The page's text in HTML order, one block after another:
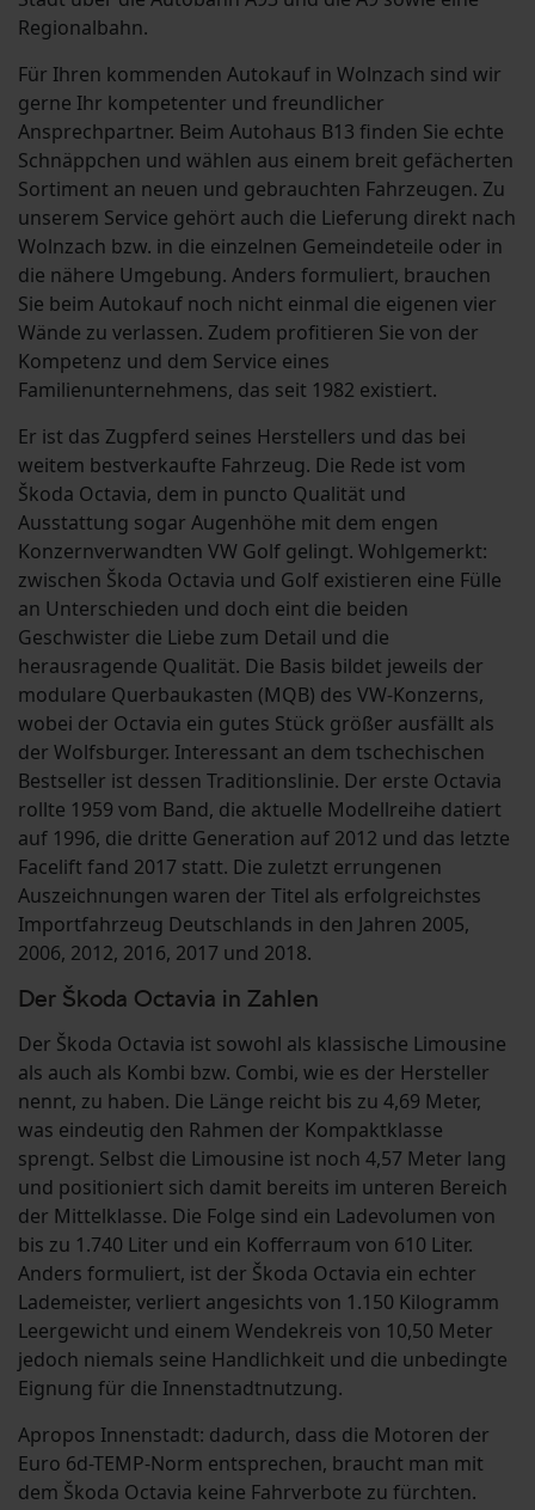
Regionalbahn.
Für Ihren kommenden Autokauf in Wolnzach sind wir
gerne Ihr kompetenter und freundlicher
Ansprechpartner. Beim Autohaus B13 finden Sie echte
Schnäppchen und wählen aus einem breit gefächerten
Sortiment an neuen und gebrauchten Fahrzeugen. Zu
unserem Service gehört auch die Lieferung direkt nach
Wolnzach bzw. in die einzelnen Gemeindeteile oder in
die nähere Umgebung. Anders formuliert, brauchen
Sie beim Autokauf noch nicht einmal die eigenen vier
Wände zu verlassen. Zudem profitieren Sie von der
Kompetenz und dem Service eines
Familienunternehmens, das seit 1982 existiert.
Er ist das Zugpferd seines Herstellers und das bei
weitem bestverkaufte Fahrzeug. Die Rede ist vom
Škoda Octavia, dem in puncto Qualität und
Ausstattung sogar Augenhöhe mit dem engen
Konzernverwandten VW Golf gelingt. Wohlgemerkt:
zwischen Škoda Octavia und Golf existieren eine Fülle
an Unterschieden und doch eint die beiden
Geschwister die Liebe zum Detail und die
herausragende Qualität. Die Basis bildet jeweils der
modulare Querbaukasten (MQB) des VW-Konzerns,
wobei der Octavia ein gutes Stück größer ausfällt als
der Wolfsburger. Interessant an dem tschechischen
Bestseller ist dessen Traditionslinie. Der erste Octavia
rollte 1959 vom Band, die aktuelle Modellreihe datiert
auf 1996, die dritte Generation auf 2012 und das letzte
Facelift fand 2017 statt. Die zuletzt errungenen
Auszeichnungen waren der Titel als erfolgreichstes
Importfahrzeug Deutschlands in den Jahren 2005,
2006, 2012, 2016, 2017 und 2018.
Der Škoda Octavia in Zahlen
Der Škoda Octavia ist sowohl als klassische Limousine
als auch als Kombi bzw. Combi, wie es der Hersteller
nennt, zu haben. Die Länge reicht bis zu 4,69 Meter,
was eindeutig den Rahmen der Kompaktklasse
sprengt. Selbst die Limousine ist noch 4,57 Meter lang
und positioniert sich damit bereits im unteren Bereich
der Mittelklasse. Die Folge sind ein Ladevolumen von
bis zu 1.740 Liter und ein Kofferraum von 610 Liter.
Anders formuliert, ist der Škoda Octavia ein echter
Lademeister, verliert angesichts von 1.150 Kilogramm
Leergewicht und einem Wendekreis von 10,50 Meter
jedoch niemals seine Handlichkeit und die unbedingte
Eignung für die Innenstadtnutzung.
Apropos Innenstadt: dadurch, dass die Motoren der
Euro 6d-TEMP-Norm entsprechen, braucht man mit
dem Škoda Octavia keine Fahrverbote zu fürchten.